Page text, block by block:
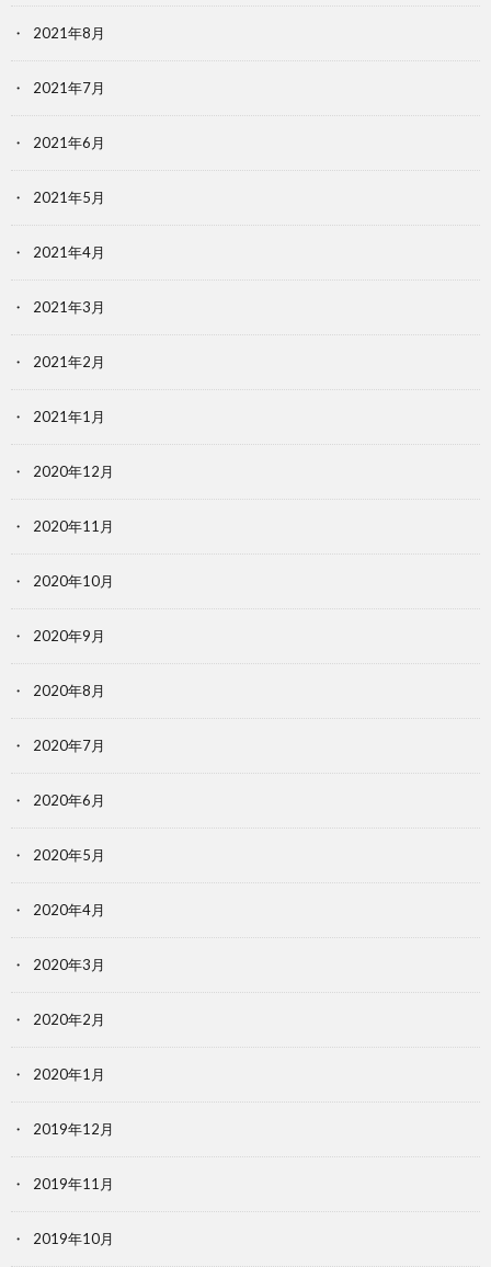
2021年8月
2021年7月
2021年6月
2021年5月
2021年4月
2021年3月
2021年2月
2021年1月
2020年12月
2020年11月
2020年10月
2020年9月
2020年8月
2020年7月
2020年6月
2020年5月
2020年4月
2020年3月
2020年2月
2020年1月
2019年12月
2019年11月
2019年10月